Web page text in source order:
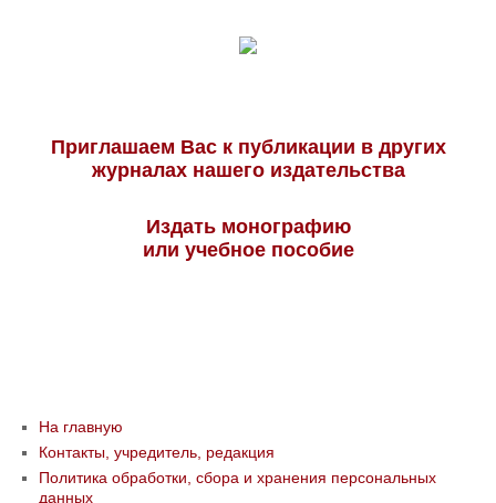
Приглашаем Вас к публикации в других
журналах нашего издательства
Издать монографию
или учебное пособие
На главную
Контакты, учредитель, редакция
Политика обработки, сбора и хранения персональных
данных